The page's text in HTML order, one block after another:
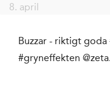
8. april
Buzzar - riktigt
#gryneffekten